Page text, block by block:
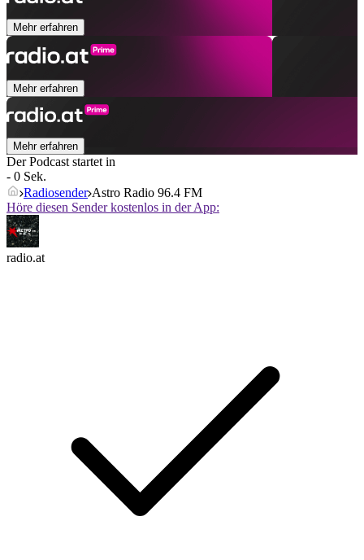
Mehr erfahren
Mehr erfahren
Mehr erfahren
Der Podcast startet in
- 0 Sek.
Radiosender Astro Radio 96.4 FM
Höre diesen Sender kostenlos in der App:
radio.at